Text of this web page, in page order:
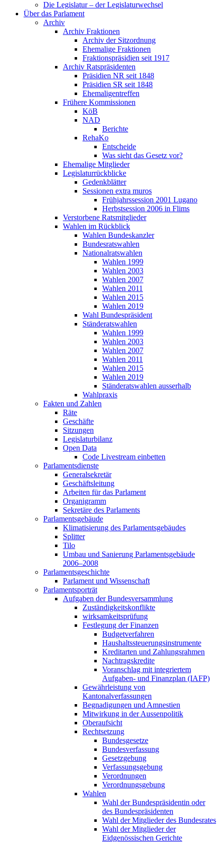
Die Legislatur – der Legislaturwechsel
Über das Parlament
Archiv
Archiv Fraktionen
Archiv der Sitzordnung
Ehemalige Fraktionen
Fraktionspräsidien seit 1917
Archiv Ratspräsidenten
Präsidien NR seit 1848
Präsidien SR seit 1848
Ehemaligentreffen
Frühere Kommissionen
KöB
NAD
Berichte
RehaKo
Entscheide
Was sieht das Gesetz vor?
Ehemalige Mitglieder
Legislaturrückblicke
Gedenkblätter
Sessionen extra muros
Frühjahrssession 2001 Lugano
Herbstsession 2006 in Flims
Verstorbene Ratsmitglieder
Wahlen im Rückblick
Wahlen Bundeskanzler
Bundesratswahlen
Nationalratswahlen
Wahlen 1999
Wahlen 2003
Wahlen 2007
Wahlen 2011
Wahlen 2015
Wahlen 2019
Wahl Bundespräsident
Ständeratswahlen
Wahlen 1999
Wahlen 2003
Wahlen 2007
Wahlen 2011
Wahlen 2015
Wahlen 2019
Ständeratswahlen ausserhalb
Wahlpraxis
Fakten und Zahlen
Räte
Geschäfte
Sitzungen
Legislaturbilanz
Open Data
Code Livestream einbetten
Parlamentsdienste
Generalsekretär
Geschäftsleitung
Arbeiten für das Parlament
Organigramm
Sekretäre des Parlaments
Parlamentsgebäude
Klimatisierung des Parlamentsgebäudes
Splitter
Tilo
Umbau und Sanierung Parlamentsgebäude
2006–2008
Parlamentsgeschichte
Parlament und Wissenschaft
Parlamentsporträt
Aufgaben der Bundesversammlung
Zuständigkeitskonflikte
wirksamkeitsprüfung
Festlegung der Finanzen
Budgetverfahren
Haushaltssteuerungsinstrumente
Kreditarten und Zahlungsrahmen
Nachtragskredite
Voranschlag mit integriertem
Aufgaben- und Finanzplan (IAFP)
Gewährleistung von
Kantonalverfassungen
Begnadigungen und Amnestien
Mitwirkung in der Aussenpolitik
Oberaufsicht
Rechtsetzung
Bundesgesetze
Bundesverfassung
Gesetzgebung
Verfassungsgebung
Verordnungen
Verordnungsgebung
Wahlen
Wahl der Bundespräsidentin oder
des Bundespräsidenten
Wahl der Mitglieder des Bundesrates
Wahl der Mitglieder der
Eidgenössischen Gerichte